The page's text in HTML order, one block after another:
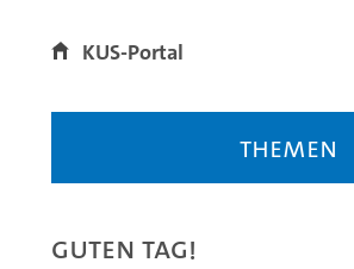
KUS-Portal
Themen
Guten Tag!